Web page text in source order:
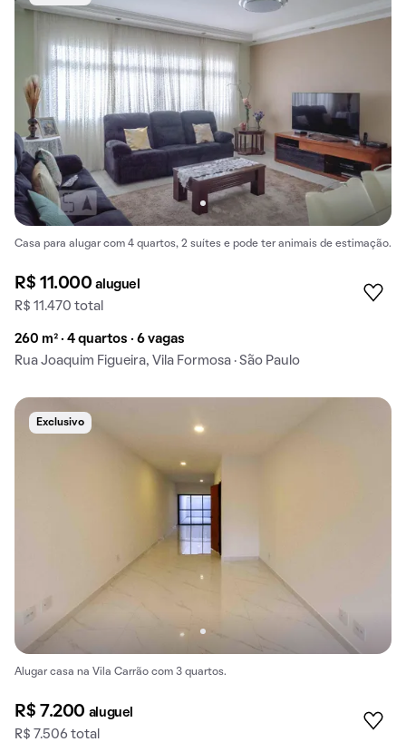
Casa para alugar com 4 quartos, 2 suítes e pode ter animais de estimação.
R$ 11.000aluguel
R$ 11.470 total
260 m² · 4 quartos · 6 vagas
Rua Joaquim Figueira, Vila Formosa · São Paulo
Exclusivo
Alugar casa na Vila Carrão com 3 quartos.
R$ 7.200 aluguel
R$ 7.506 total